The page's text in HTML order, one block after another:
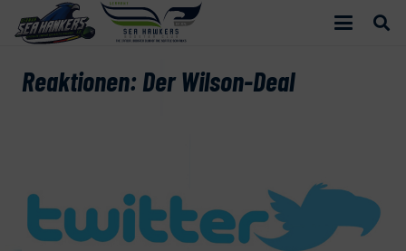
Reaktionen: Der Wilson-Deal